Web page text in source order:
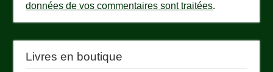
données de vos commentaires sont traitées.
Livres en boutique